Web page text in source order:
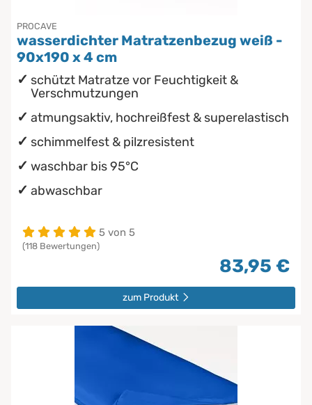
PROCAVE
wasserdichter Matratzenbezug weiß -
90x190 x 4 cm
schützt Matratze vor Feuchtigkeit &
Verschmutzungen
atmungsaktiv, hochreißfest & superelastisch
schimmelfest & pilzresistent
waschbar bis 95°C
abwaschbar
5 von 5
(118 Bewertungen)
83,95 €
zum Produkt